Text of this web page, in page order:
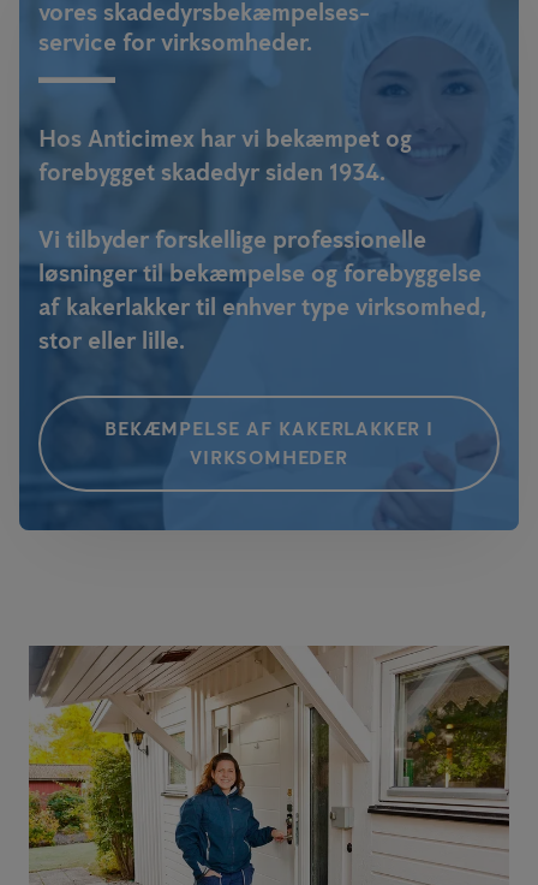
vores skadedyrsbekæmpelses-
service for virksomheder.
Hos Anticimex har vi bekæmpet og
forebygget skadedyr siden 1934.
Vi tilbyder forskellige professionelle
løsninger til bekæmpelse og forebyggelse
af kakerlakker til enhver type virksomhed,
stor eller lille.
BEKÆMPELSE AF KAKERLAKKER I
VIRKSOMHEDER